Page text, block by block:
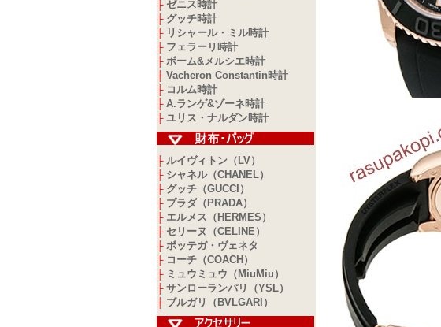
├ ゼニス時計
├ グッチ時計
├ リシャール・ミル時計
├ フェラーリ時計
├ ボーム&メルシエ時計
├ Vacheron Constantin時計
├ コルム時計
├ A.ランゲ&ゾーネ時計
├ ユリス・ナルダン時計
├ ルイヴィトン（LV）
├ シャネル（CHANEL）
├ グッチ（GUCCI）
├ プラダ（PRADA）
├ エルメス（HERMES）
├ セリーヌ（CELINE）
├ ボッテガ・ヴェネタ
├ コーチ（COACH）
├ ミュウミュウ（MiuMiu）
├ サンローランパリ（YSL）
├ ブルガリ（BVLGARI）